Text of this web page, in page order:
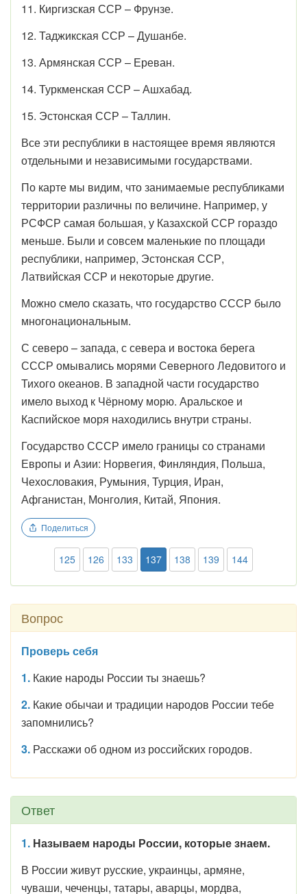
11. Киргизская ССР – Фрунзе.
12. Таджикская ССР – Душанбе.
13. Армянская ССР – Ереван.
14. Туркменская ССР – Ашхабад.
15. Эстонская ССР – Таллин.
Все эти республики в настоящее время являются
отдельными и независимыми государствами.
По карте мы видим, что занимаемые республиками
территории различны по величине. Например, у
РСФСР самая большая, у Казахской ССР гораздо
меньше. Были и совсем маленькие по площади
республики, например, Эстонская ССР,
Латвийская ССР и некоторые другие.
Можно смело сказать, что государство СССР было
многонациональным.
С северо – запада, с севера и востока берега
СССР омывались морями Северного Ледовитого и
Тихого океанов. В западной части государство
имело выход к Чёрному морю. Аральское и
Каспийское моря находились внутри страны.
Государство СССР имело границы со странами
Европы и Азии: Норвегия, Финляндия, Польша,
Чехословакия, Румыния, Турция, Иран,
Афганистан, Монголия, Китай, Япония.
Поделиться
125 126 133 137 138 139 144
Вопрос
Проверь себя
1. Какие народы России ты знаешь?
2. Какие обычаи и традиции народов России тебе
запомнились?
3. Расскажи об одном из российских городов.
Ответ
1. Называем народы России, которые знаем.
В России живут русские, украинцы, армяне,
чуваши, чеченцы, татары, аварцы, мордва,